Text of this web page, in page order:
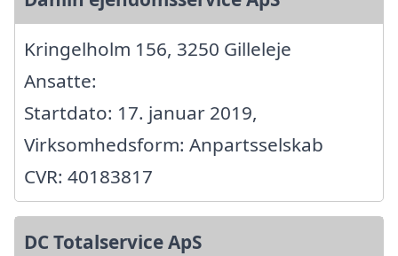
Kringelholm 156, 3250 Gilleleje
Ansatte:
Startdato: 17. januar 2019,
Virksomhedsform: Anpartsselskab
CVR: 40183817
DC Totalservice ApS